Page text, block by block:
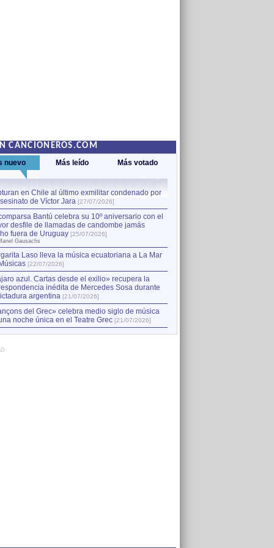
CANCIONEROS.COM
nuevo Más leído Más votado
en Chile al último exmilitar condenado por
de Víctor Jara [27/07/2026]
Bantú celebra su 10º aniversario con el
desfile de llamadas de candombe jamás
fuera de Uruguay [25/07/2026]
Gausachs
Laso lleva la música ecuatoriana a La Mar
[22/07/2026]
azul. Cartas desde el exilio» recupera la
inédita de Mercedes Sosa durante
argentina [21/07/2026]
del Grec» celebra medio siglo de música
noche única en el Teatre Grec [21/07/2026]